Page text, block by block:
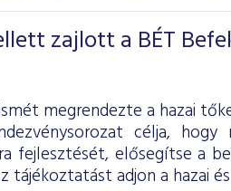
zajlott a BÉT
megrendezte a hazai
célja, hogy
fejlesztését, elősegítse a
tájékoztatást adjon a hazai